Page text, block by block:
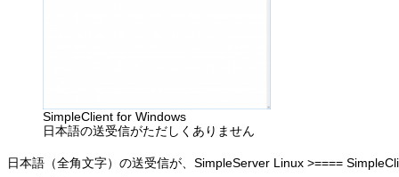
SimpleClient for Windows
日本語の送受信がただしくありません
日本語（全角文字）の送受信が、SimpleServer Linux >====